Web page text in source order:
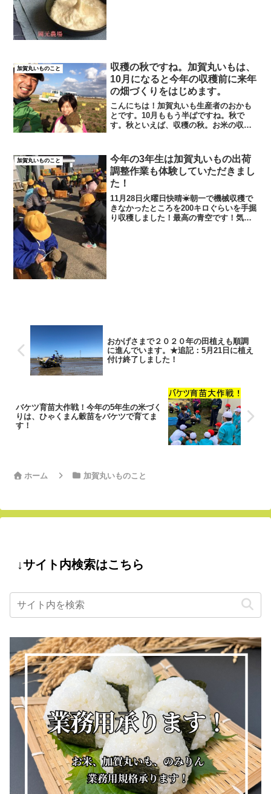
加賀丸いものこと
収穫の秋ですね。加賀丸いもは、
10月になると今年の収穫前に来年
の畑づくりをはじめます。
こんにちは！加賀丸いも生産者のおかも
とです。10月ももう半ばですね。秋で
す。秋といえば、収穫の秋。お米の収穫
モや里芋の根菜類も収穫期です。10月に
なる前から「加賀丸いも...
加賀丸いものこと
今年の3年生は加賀丸いもの出荷
調整作業も体験していただきまし
た！
11月28日火曜日快晴☀朝一で機械収穫で
きなかったところを200キロぐらいを手掘
り収穫しました！最高の青空です！気持
おかげさまで２０２０年の田植えも順調
に進んでいます。★追記：5月21日に植え
付け終了しました！
バケツ育苗大作戦！今年の5年生の米づく
りは、ひゃくまん穀苗をバケツで育てま
す！
ホーム 加賀丸いものこと
↓サイト内検索はこちら